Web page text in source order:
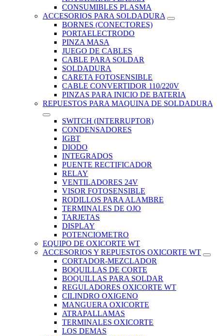
CONSUMIBLES PLASMA
ACCESORIOS PARA SOLDADURA
BORNES (CONECTORES)
PORTAELECTRODO
PINZA MASA
JUEGO DE CABLES
CABLE PARA SOLDAR
SOLDADURA
CARETA FOTOSENSIBLE
CABLE CONVERTIDOR 110/220V
PINZAS PARA INICIO DE BATERIA
REPUESTOS PARA MAQUINA DE SOLDADURA
SWITCH (INTERRUPTOR)
CONDENSADORES
IGBT
DIODO
INTEGRADOS
PUENTE RECTIFICADOR
RELAY
VENTILADORES 24V
VISOR FOTOSENSIBLE
RODILLOS PARA ALAMBRE
TERMINALES DE OJO
TARJETAS
DISPLAY
POTENCIOMETRO
EQUIPO DE OXICORTE WT
ACCESORIOS Y REPUESTOS OXICORTE WT
CORTADOR-MEZCLADOR
BOQUILLAS DE CORTE
BOQUILLAS PARA SOLDAR
REGULADORES OXICORTE WT
CILINDRO OXIGENO
MANGUERA OXICORTE
ATRAPALLAMAS
TERMINALES OXICORTE
LOS DEMAS